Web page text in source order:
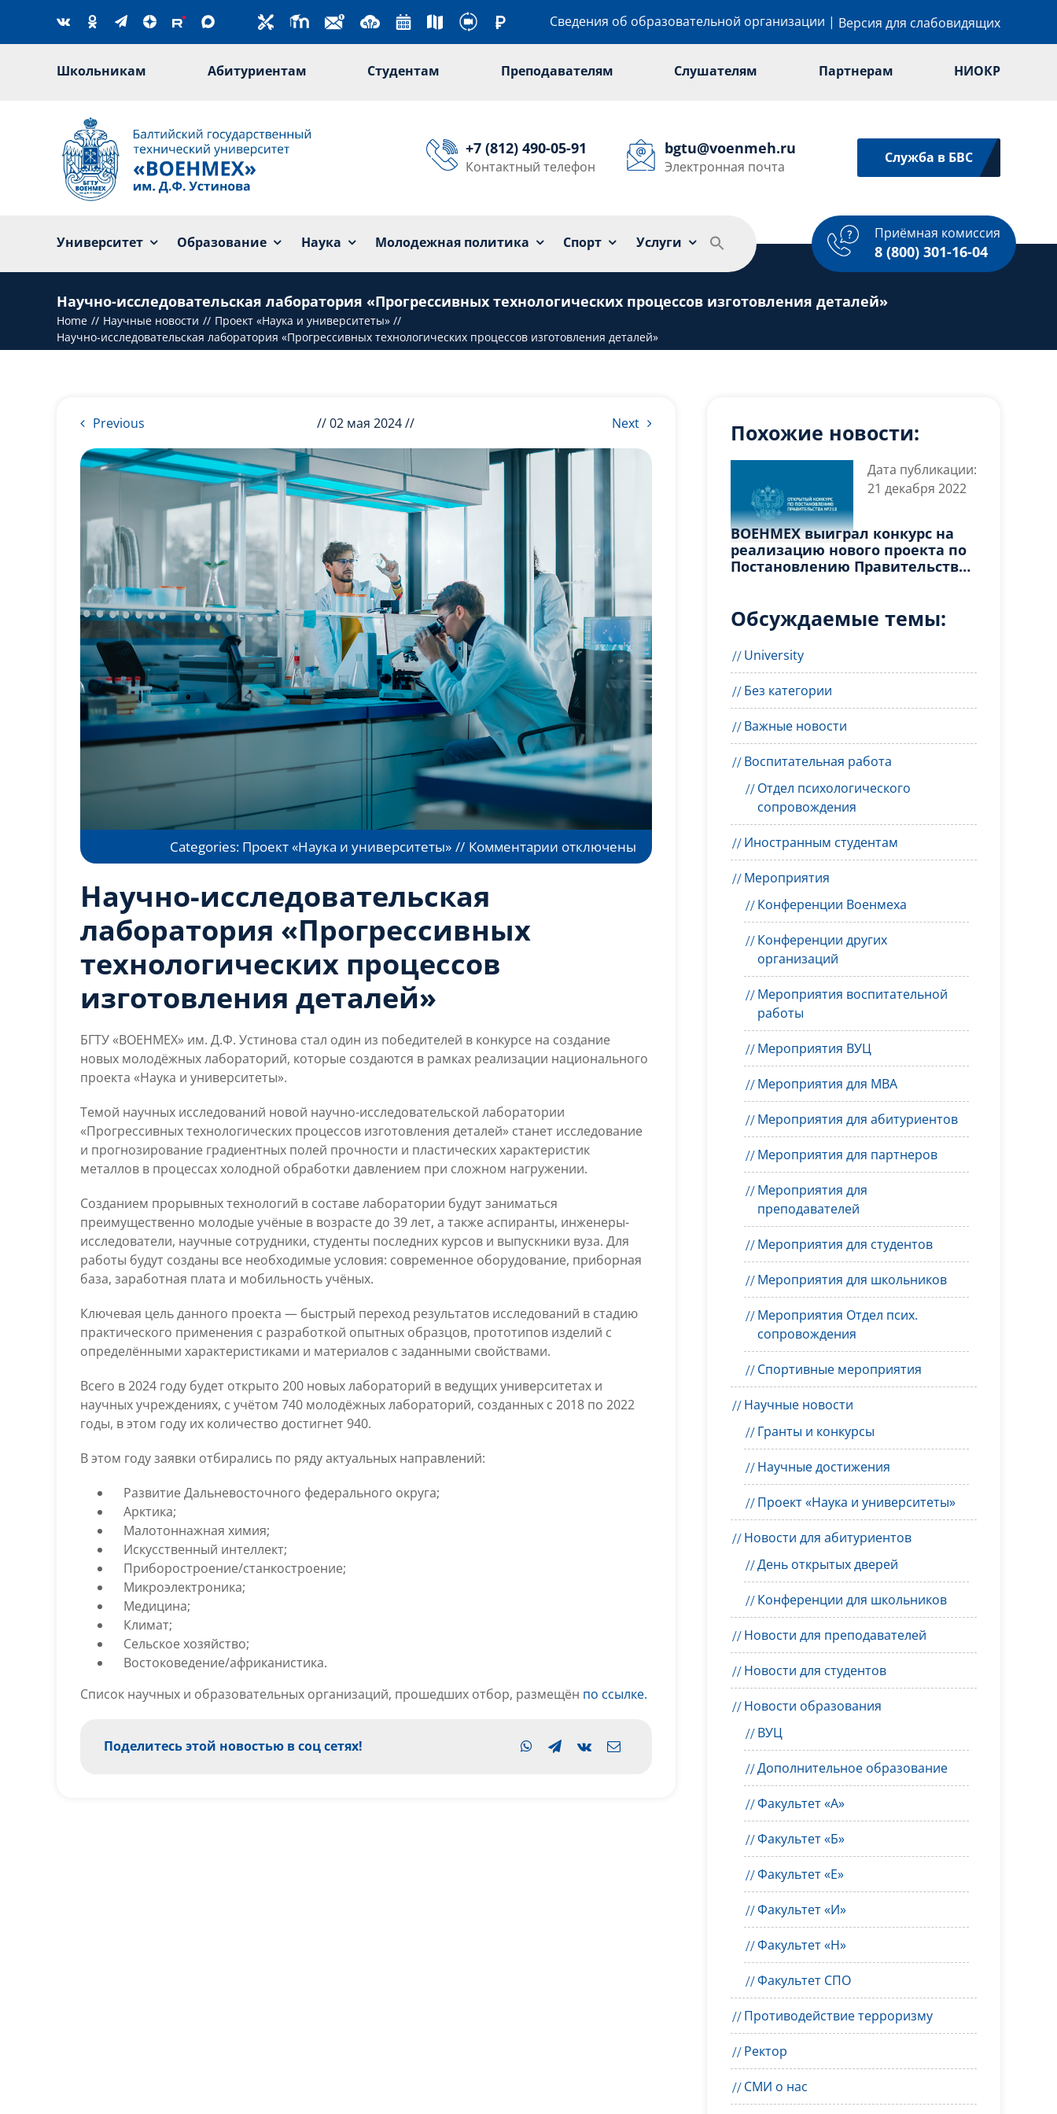
content
Сведения об образовательной организации | Версия для слабовидящих
Школьникам Абитуриентам Студентам Преподавателям Слушателям Партнерам НИОКР
+7 (812) 490-05-91
Контактный телефон
bgtu@voenmeh.ru
Электронная почта
Служба в БВС
Университет Образование Наука Молодежная политика Спорт Услуги
Приёмная комиссия
8 (800) 301-16-04
Университет Образование Наука Молодежная политика Спорт Услуги
Научно-исследовательская лаборатория «Прогрессивных технологических процессов изготовления деталей»
Home Научные новости
Проект «Наука и университеты»
Научно-исследовательская лаборатория «Прогрессивных технологических процессов изготовления деталей»
Previous Next
// 02 мая 2024 //
Categories: Проект «Наука и университеты» // Комментариик
записи
отключены
Научно-исследовательская
лаборатория «Прогрессивных
технологических процессов
изготовления деталей»
БГТУ «ВОЕНМЕХ» им. Д.Ф. Устинова стал один из победителей в конкурсе на создание
новых молодёжных лабораторий, которые создаются в рамках реализации национального
проекта «Наука и университеты».
Темой научных исследований новой научно-исследовательской лаборатории
«Прогрессивных технологических процессов изготовления деталей» станет исследование
и прогнозирование градиентных полей прочности и пластических характеристик
металлов в процессах холодной обработки давлением при сложном нагружении.
Созданием прорывных технологий в составе лаборатории будут заниматься
преимущественно молодые учёные в возрасте до 39 лет, а также аспиранты, инженеры-
исследователи, научные сотрудники, студенты последних курсов и выпускники вуза. Для
работы будут созданы все необходимые условия: современное оборудование, приборная
база, заработная плата и мобильность учёных.
Ключевая цель данного проекта — быстрый переход результатов исследований в стадию
практического применения с разработкой опытных образцов, прототипов изделий с
определёнными характеристиками и материалов с заданными свойствами.
Всего в 2024 году будет открыто 200 новых лабораторий в ведущих университетах и
научных учреждениях, с учётом 740 молодёжных лабораторий, созданных с 2018 по 2022
годы, в этом году их количество достигнет 940.
В этом году заявки отбирались по ряду актуальных направлений:
Развитие Дальневосточного федерального округа;
Арктика;
Малотоннажная химия;
Искусственный интеллект;
Приборостроение/станкостроение;
Микроэлектроника;
Медицина;
Климат;
Сельское хозяйство;
Востоковедение/африканистика.
Список научных и образовательных организаций, прошедших отбор, размещён по ссылке.
Поделитесь этой новостью в соц сетях!
Похожие новости:
Дата публикации:
21 декабря 2022
ВОЕНМЕХ выиграл конкурс на
реализацию нового проекта по
Постановлению Правительства
Обсуждаемые темы:
University
Без категории
Важные новости
Воспитательная работа
Отдел психологического
сопровождения
Иностранным студентам
Мероприятия
Конференции Военмеха
Конференции других
организаций
Мероприятия воспитательной
работы
Мероприятия ВУЦ
Мероприятия для MBA
Мероприятия для абитуриентов
Мероприятия для партнеров
Мероприятия для
преподавателей
Мероприятия для студентов
Мероприятия для школьников
Мероприятия Отдел псих.
сопровождения
Спортивные мероприятия
Научные новости
Гранты и конкурсы
Научные достижения
Проект «Наука и университеты»
Новости для абитуриентов
День открытых дверей
Конференции для школьников
Новости для преподавателей
Новости для студентов
Новости образования
ВУЦ
Дополнительное образование
Факультет «А»
Факультет «Б»
Факультет «Е»
Факультет «И»
Факультет «Н»
Факультет СПО
Противодействие терроризму
Ректор
СМИ о нас